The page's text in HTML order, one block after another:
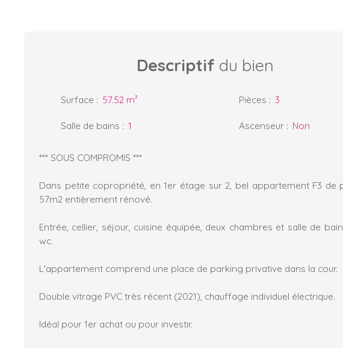
Descriptif du bien
Surface : 57.52 m² Pièces : 3
Salle de bains : 1 Ascenseur : Non
*** SOUS COMPROMIS ***
Dans petite copropriété, en 1er étage sur 2, bel appartement F3 de
57m2 entièrement rénové.
Entrée, cellier, séjour, cuisine équipée, deux chambres et salle de
wc.
L'appartement comprend une place de parking privative dans la cour.
Double vitrage PVC très récent (2021), chauffage individuel électrique.
Idéal pour 1er achat ou pour investir.